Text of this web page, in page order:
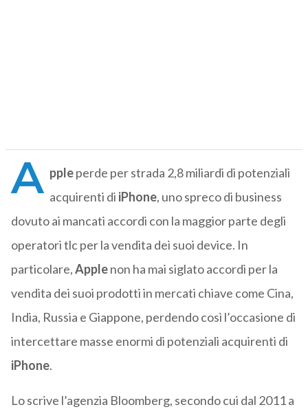
A ppleperde per strada 2,8 miliardi di potenziali
acquirenti di iPhone, uno spreco di business
dovuto ai mancati accordi con la maggior parte degli
operatori tlc per la vendita dei suoi device. In
particolare,Applenon ha mai siglato accordi per la
vendita dei suoi prodotti in mercati chiave come Cina,
India, Russia e Giappone, perdendo così l’occasione di
intercettare masse enormi di potenziali acquirenti di
iPhone.
Lo scrive l’agenzia Bloomberg, secondo cui dal 2011 a